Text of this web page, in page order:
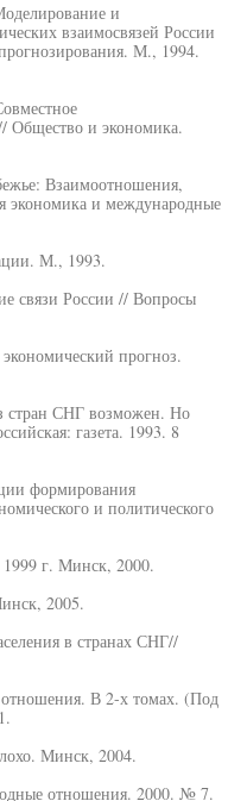
и
взаимосвязей России
М., 1994.
Общество и экономика.
Взаимоотношения,
экономика и международные
М., 1993.
связи России // Вопросы
прогноз.
стран СНГ возможен. Но
газета. 1993. 8
формирования
и политического
г. Минск, 2000.
2005.
в странах СНГ//
В 2-х томах. (Под
Минск, 2004.
отношения. 2000. № 7.